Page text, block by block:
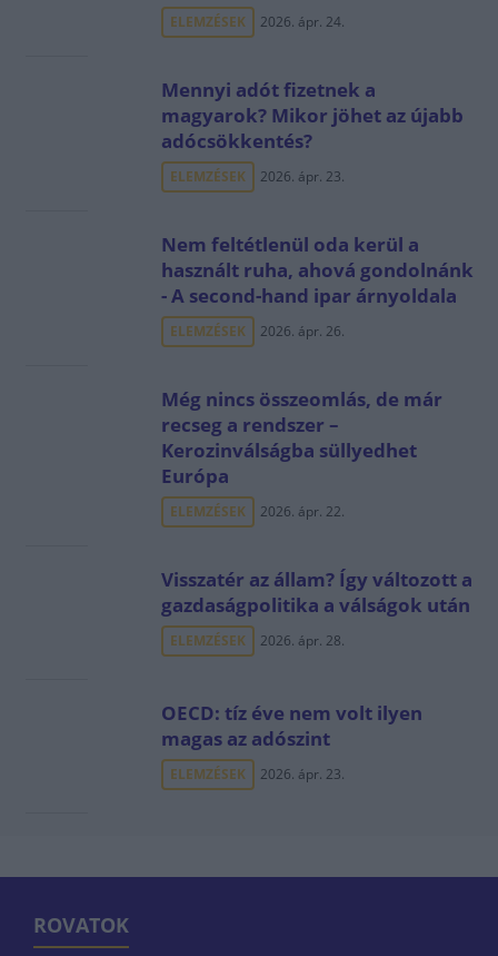
ELEMZÉSEK 2026. ápr. 24.
Mennyi adót fizetnek a
magyarok? Mikor jöhet az újabb
adócsökkentés?
ELEMZÉSEK 2026. ápr. 23.
Nem feltétlenül oda kerül a
használt ruha, ahová gondolnánk
- A second-hand ipar árnyoldala
ELEMZÉSEK 2026. ápr. 26.
Még nincs összeomlás, de már
recseg a rendszer –
Kerozinválságba süllyedhet
Európa
ELEMZÉSEK 2026. ápr. 22.
Visszatér az állam? Így változott a
gazdaságpolitika a válságok után
ELEMZÉSEK 2026. ápr. 28.
OECD: tíz éve nem volt ilyen
magas az adószint
ELEMZÉSEK 2026. ápr. 23.
ROVATOK